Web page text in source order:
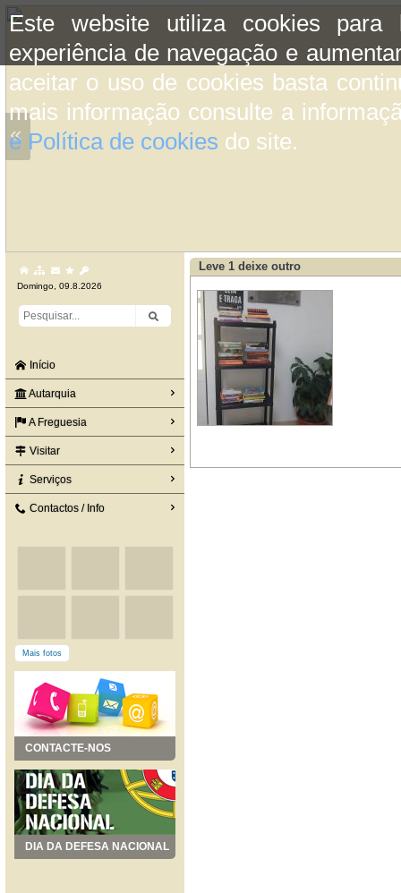
Este website utiliza cookies para
experiência de navegação e
aceitar o uso de cookies basta
mais informação consulte a
e Política de cookies do site.
«
Domingo, 09.8.2026
Início
Autarquia
A Freguesia
Visitar
Serviços
Contactos / Info
Mais fotos
CONTACTE-NOS
DIA DA DEFESA NACIONAL
Leve 1 deixe outro